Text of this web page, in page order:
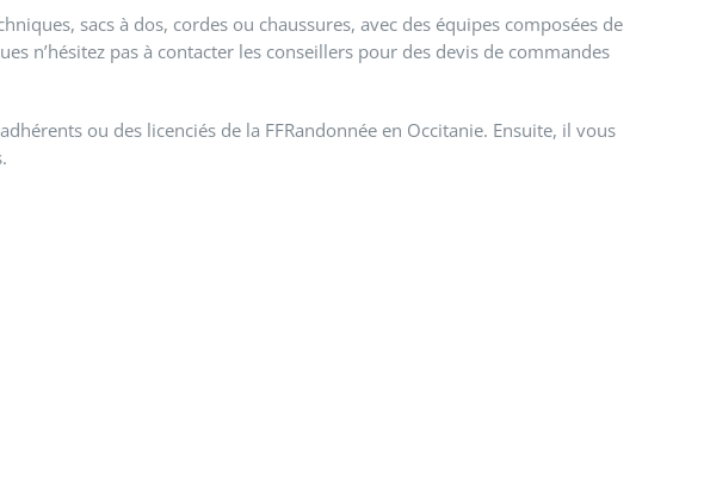
sacs à dos, cordes ou chaussures, avec des équipes composées de
n’hésitez pas à contacter les conseillers pour des devis de commandes
ou des licenciés de la FFRandonnée en Occitanie. Ensuite, il vous